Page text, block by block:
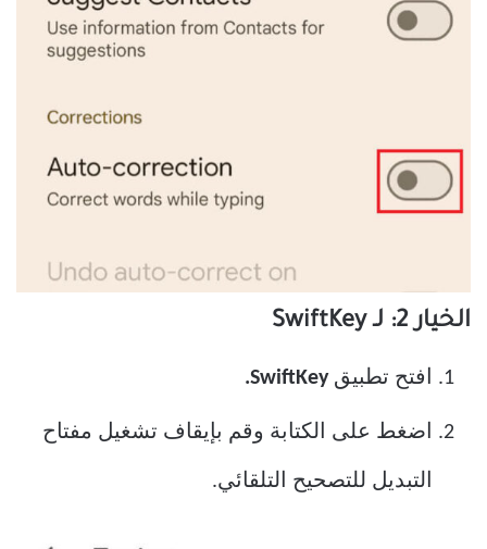
الخيار 2: لـ SwiftKey
افتح تطبيقSwiftKey.
اضغط على الكتابة وقم بإيقاف تشغيل مفتاح
التبديل للتصحيح التلقائي.